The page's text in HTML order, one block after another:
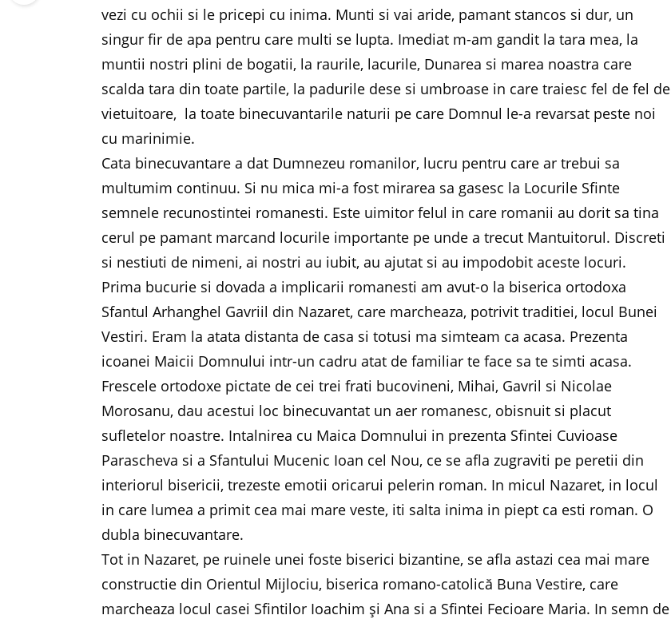
vezi cu ochii si le pricepi cu inima. Munti si vai aride, pamant stancos si dur, un
singur fir de apa pentru care multi se lupta. Imediat m-am gandit la tara mea, la
muntii nostri plini de bogatii, la raurile, lacurile, Dunarea si marea noastra care
scalda tara din toate partile, la padurile dese si umbroase in care traiesc fel de fel de
vietuitoare, la toate binecuvantarile naturii pe care Domnul le-a revarsat peste noi
cu marinimie.
Cata binecuvantare a dat Dumnezeu romanilor, lucru pentru care ar trebui sa
multumim continuu. Si nu mica mi-a fost mirarea sa gasesc la Locurile Sfinte
semnele recunostintei romanesti. Este uimitor felul in care romanii au dorit sa tina
cerul pe pamant marcand locurile importante pe unde a trecut Mantuitorul. Discreti
si nestiuti de nimeni, ai nostri au iubit, au ajutat si au impodobit aceste locuri.
Prima bucurie si dovada a implicarii romanesti am avut-o la biserica ortodoxa
Sfantul Arhanghel Gavriil din Nazaret, care marcheaza, potrivit traditiei, locul Bunei
Vestiri. Eram la atata distanta de casa si totusi ma simteam ca acasa. Prezenta
icoanei Maicii Domnului intr-un cadru atat de familiar te face sa te simti acasa.
Frescele ortodoxe pictate de cei trei frati bucovineni, Mihai, Gavril si Nicolae
Morosanu, dau acestui loc binecuvantat un aer romanesc, obisnuit si placut
sufletelor noastre. Intalnirea cu Maica Domnului in prezenta Sfintei Cuvioase
Parascheva si a Sfantului Mucenic Ioan cel Nou, ce se afla zugraviti pe peretii din
interiorul bisericii, trezeste emotii oricarui pelerin roman. In micul Nazaret, in locul
in care lumea a primit cea mai mare veste, iti salta inima in piept ca esti roman. O
dubla binecuvantare.
Tot in Nazaret, pe ruinele unei foste biserici bizantine, se afla astazi cea mai mare
constructie din Orientul Mijlociu, biserica romano-catolică Buna Vestire, care
marcheaza locul casei Sfintilor Ioachim şi Ana si a Sfintei Fecioare Maria. In semn de